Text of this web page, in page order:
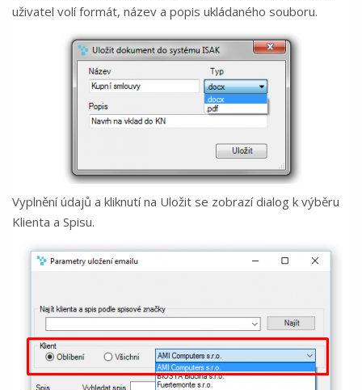
uživatel volí formát, název a popis ukládaného souboru.
Vyplnění údajů a kliknutí na Uložit se zobrazí dialog k výběru
Klienta a Spisu.